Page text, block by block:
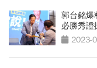
郭台銘爆
必勝秀證
2023-